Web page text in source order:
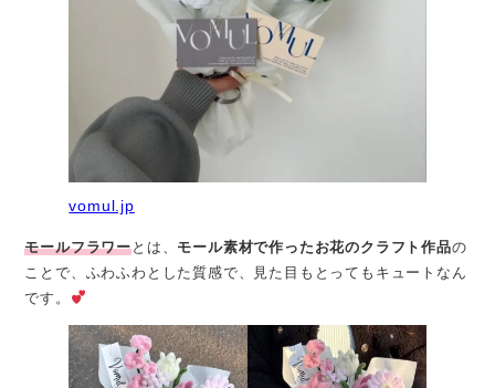
vomul.jp
モールフラワーとは、 モール素材で作ったお花のクラフト作品の
ことで、ふわふわとした質感で、見た目もとってもキュートなん
です。